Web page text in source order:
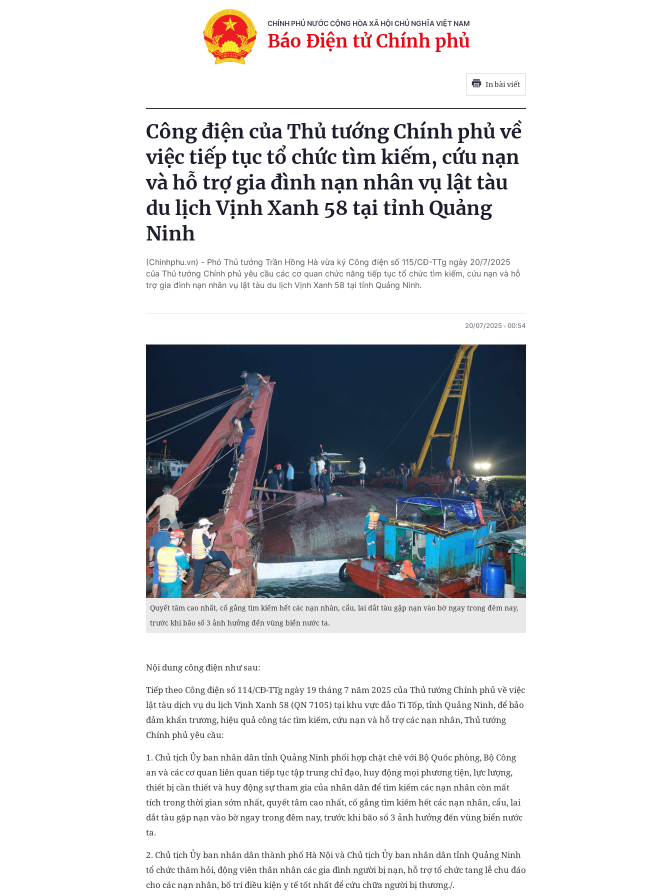
CHÍNH PHỦ NƯỚC CỘNG HÒA XÃ HỘI CHỦ NGHĨA VIỆT NAM
Báo Điện tử Chính phủ
In bài viết
Công điện của Thủ tướng Chính phủ về
việc tiếp tục tổ chức tìm kiếm, cứu nạn
và hỗ trợ gia đình nạn nhân vụ lật tàu
du lịch Vịnh Xanh 58 tại tỉnh Quảng
Ninh
(Chinhphu.vn) - Phó Thủ tướng Trần Hồng Hà vừa ký Công điện số 115/CĐ-TTg ngày 20/7/2025
của Thủ tướng Chính phủ yêu cầu các cơ quan chức năng tiếp tục tổ chức tìm kiếm, cứu nạn và hỗ
trợ gia đình nạn nhân vụ lật tàu du lịch Vịnh Xanh 58 tại tỉnh Quảng Ninh.
20/07/2025 00:54
Quyết tâm cao nhất, cố gắng tìm kiếm hết các nạn nhân, cẩu, lai dắt tàu gặp nạn vào bờ ngay trong đêm nay,
trước khi bão số 3 ảnh hưởng đến vùng biển nước ta.
Nội dung công điện như sau:
Tiếp theo Công điện số 114/CĐ-TTg ngày 19 tháng 7 năm 2025 của Thủ tướng Chính phủ về việc
lật tàu dịch vụ du lịch Vịnh Xanh 58 (QN 7105) tại khu vực đảo Ti Tốp, tỉnh Quảng Ninh, để bảo
đảm khẩn trương, hiệu quả công tác tìm kiếm, cứu nạn và hỗ trợ các nạn nhân, Thủ tướng
Chính phủ yêu cầu:
1. Chủ tịch Ủy ban nhân dân tỉnh Quảng Ninh phối hợp chặt chẽ với Bộ Quốc phòng, Bộ Công
an và các cơ quan liên quan tiếp tục tập trung chỉ đạo, huy động mọi phương tiện, lực lượng,
thiết bị cần thiết và huy động sự tham gia của nhân dân để tìm kiếm các nạn nhân còn mất
tích trong thời gian sớm nhất, quyết tâm cao nhất, cố gắng tìm kiếm hết các nạn nhân, cẩu, lai
dắt tàu gặp nạn vào bờ ngay trong đêm nay, trước khi bão số 3 ảnh hưởng đến vùng biển nước
ta.
2. Chủ tịch Ủy ban nhân dân thành phố Hà Nội và Chủ tịch Ủy ban nhân dân tỉnh Quảng Ninh
tổ chức thăm hỏi, động viên thân nhân các gia đình người bị nạn, hỗ trợ tổ chức tang lễ chu đáo
cho các nạn nhân, bố trí điều kiện y tế tốt nhất để cứu chữa người bị thương./.